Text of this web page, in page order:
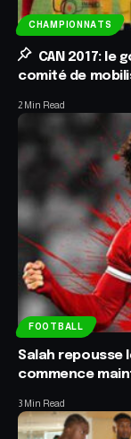
CHAMPIONNATS
CAN 2017: le
comité de
2 Min Read
FOOTBALL
Salah repousse
commence
3 Min Read